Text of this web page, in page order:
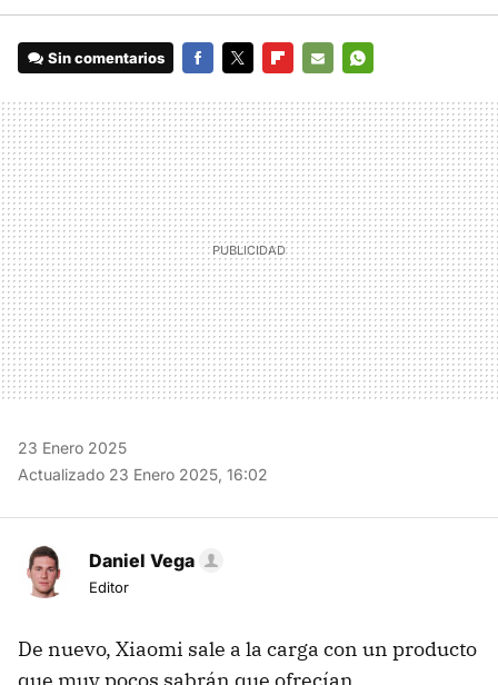
Sin comentarios
MAIL
23 Enero 2025
Actualizado 23 Enero 2025, 16:02
Daniel Vega
Editor
De nuevo, Xiaomi sale a la carga con un producto